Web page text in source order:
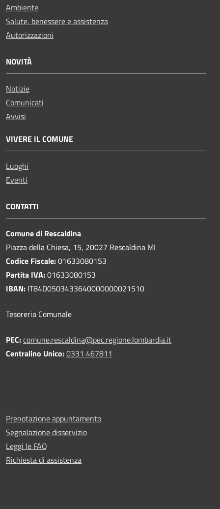
Ambiente
Salute, benessere e assistenza
Autorizzazioni
NOVITÀ
Notizie
Comunicati
Avvisi
VIVERE IL COMUNE
Luoghi
Eventi
CONTATTI
Comune di Rescaldina
Piazza della Chiesa, 15, 20027 Rescaldina MI
Codice Fiscale:01633080153
Partita IVA:01633080153
IBAN: IT84D0503433640000000021510
Tesoreria Comunale
PEC:comune.rescaldina@pec.regione.lombardia.it
Centralino Unico:0331 467811
Prenotazione appuntamento
Segnalazione disservizio
Leggi le FAQ
Richiesta di assistenza